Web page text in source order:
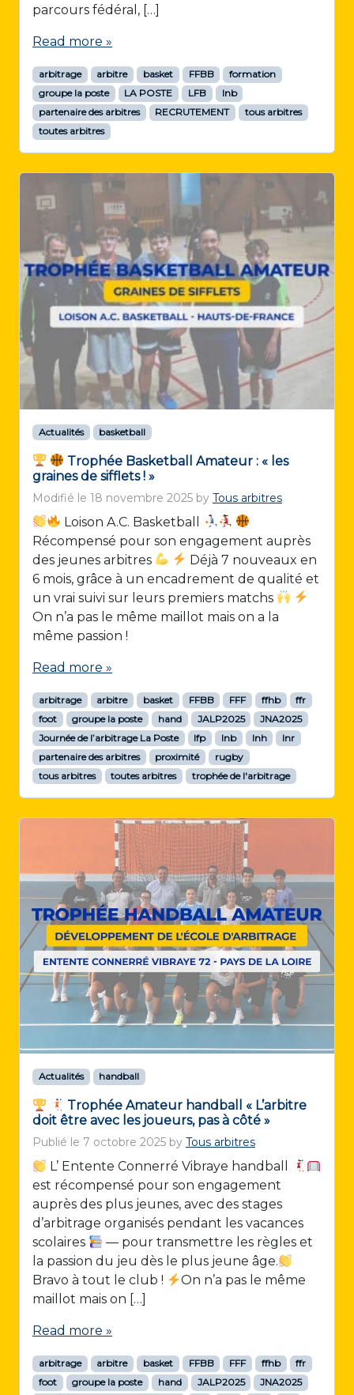
parcours fédéral, […]
Read more »
arbitrage arbitre basket FFBB
formation
groupe la poste
LA POSTE LFB
lnb
partenaire des arbitres
RECRUTEMENT
tous arbitres
toutes arbitres
Actualités basketball
Trophée Basketball Amateur : « les
graines de sifflets ! »
Modifié le 18 novembre 2025 by Tous arbitres
Loison A.C. Basketball
Récompensé pour son engagement auprès
des jeunes arbitres
Déjà 7 nouveaux en
6 mois, grâce à un encadrement de qualité et
un vrai suivi sur leurs premiers matchs
On n’a pas le même maillot mais on a la
même passion !
Read more »
arbitrage arbitre basket FFBB FFF ffhb
ffr
foot
groupe la poste hand JALP2025
JNA2025
Journée de l’arbitrage La Poste
lfp lnb lnh
lnr
partenaire des arbitres
proximité
rugby
tous arbitres
toutes arbitres trophée de l'arbitrage
Actualités handball
Trophée Amateur handball « L’arbitre
doit être avec les joueurs, pas à côté »
Publié le 7 octobre 2025 by Tous arbitres
L’ Entente Connerré Vibraye handball
est récompensé pour son engagement
auprès des plus jeunes, avec des stages
d’arbitrage organisés pendant les vacances
scolaires
— pour transmettre les règles et
la passion du jeu dès le plus jeune âge.
Bravo à tout le club !
On n’a pas le même
maillot mais on […]
Read more »
arbitrage arbitre basket FFBB FFF ffhb
ffr
foot
groupe la poste hand JALP2025 JNA2025